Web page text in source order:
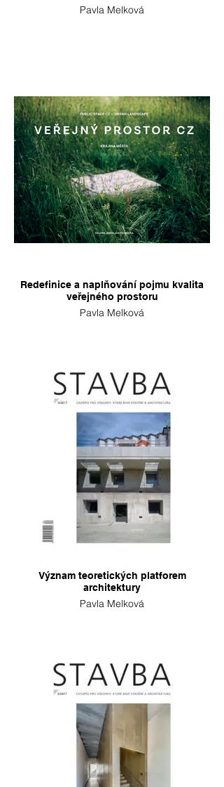
Pavla Melková
Redefinice a naplňování pojmu kvalita
veřejného prostoru
Pavla Melková
Význam teoretických platforem
architektury
Pavla Melková